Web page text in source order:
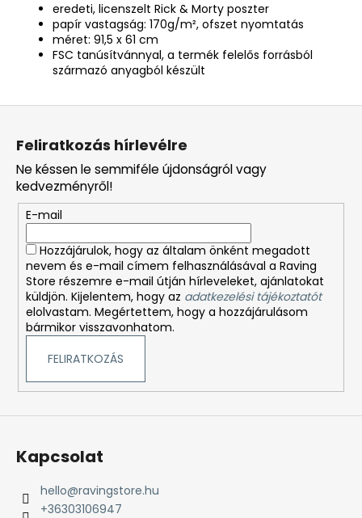
eredeti, licenszelt Rick & Morty poszter
papír vastagság: 170g/m², ofszet nyomtatás
méret: 91,5 x 61 cm
FSC tanúsítvánnyal, a termék felelős forrásból
származó anyagból készült
Feliratkozás hírlevélre
Ne késsen le semmiféle újdonságról vagy
kedvezményről!
E-mail
Hozzájárulok, hogy az általam önként megadott
nevem és e-mail címem felhasználásával a Raving
Store részemre e-mail útján hírleveleket, ajánlatokat
küldjön. Kijelentem, hogy az adatkezelési tájékoztatót
elolvastam. Megértettem, hogy a hozzájárulásom
bármikor visszavonhatom.
FELIRATKOZÁS
Kapcsolat
hello@ravingstore.hu
+36303106947